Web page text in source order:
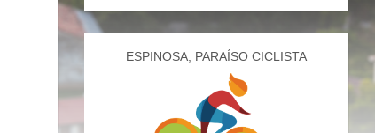
ESPINOSA, PARAÍSO CICLISTA